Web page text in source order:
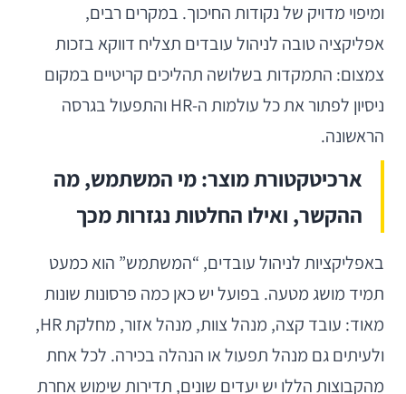
ומיפוי מדויק של נקודות החיכוך. במקרים רבים,
אפליקציה טובה לניהול עובדים תצליח דווקא בזכות
צמצום: התמקדות בשלושה תהליכים קריטיים במקום
ניסיון לפתור את כל עולמות ה-HR והתפעול בגרסה
הראשונה.
ארכיטקטורת מוצר: מי המשתמש, מה
ההקשר, ואילו החלטות נגזרות מכך
באפליקציות לניהול עובדים, “המשתמש” הוא כמעט
תמיד מושג מטעה. בפועל יש כאן כמה פרסונות שונות
מאוד: עובד קצה, מנהל צוות, מנהל אזור, מחלקת HR,
ולעיתים גם מנהל תפעול או הנהלה בכירה. לכל אחת
מהקבוצות הללו יש יעדים שונים, תדירות שימוש אחרת